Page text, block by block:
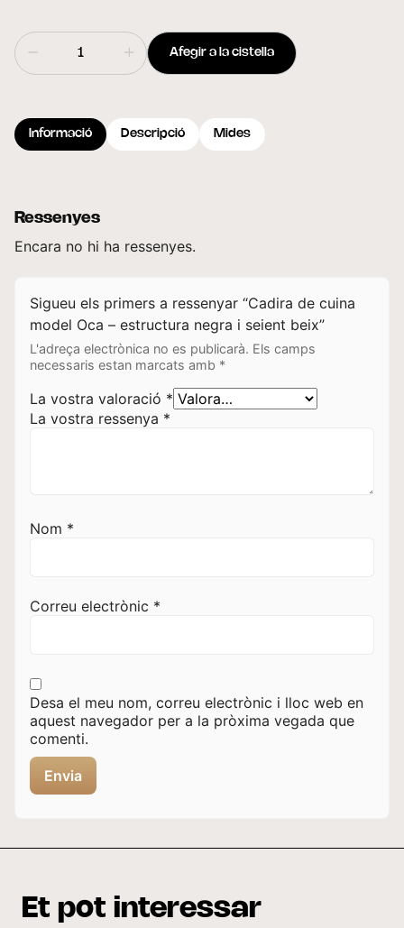
Afegir a la cistella
Informació Descripció Mides
Ressenyes
Encara no hi ha ressenyes.
Sigueu els primers a ressenyar “Cadira de cuina
model Oca – estructura negra i seient beix”
L'adreça electrònica no es publicarà. Els camps
necessaris estan marcats amb *
La vostra valoració *
La vostra ressenya *
Nom *
Correu electrònic *
Desa el meu nom, correu electrònic i lloc web en
aquest navegador per a la pròxima vegada que
comenti.
Et pot interessar